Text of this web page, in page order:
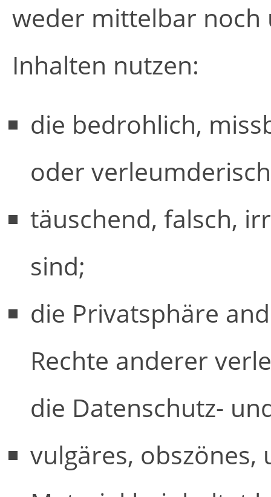
weder mittelbar
Inhalten nutzen:
die bedrohlich,
oder
täuschend, falsch,
sind;
die Privatsphäre
Rechte anderer
die Datenschutz-
vulgäres,